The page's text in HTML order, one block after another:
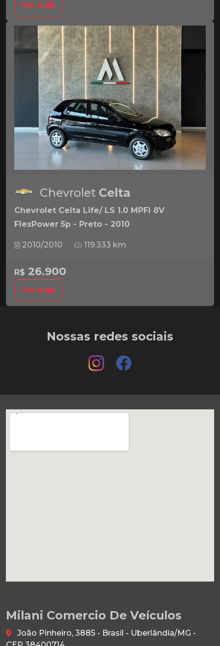
Ver mais
Chevrolet Celta
Chevrolet Celta Life/ LS 1.0 MPFI 8V
FlexPower 5p - Preto - 2010
2010/2010 119.333 km
R$ 26.900
Ver mais
Nossas redes sociais
Milani Comercio De Veículos
João Pinheiro, 3885 - Brasil - Uberlândia/MG -